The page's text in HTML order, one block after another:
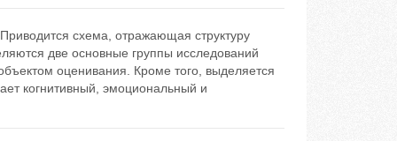
схема, отражающая структуру
две основные группы исследований
оценивания. Кроме того, выделяется
когнитивный, эмоциональный и